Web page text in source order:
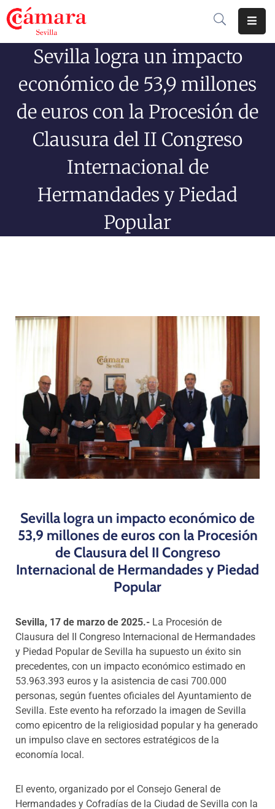
Cámara
Comercio
Soluciones
Jornadas
Sevilla logra un impacto
económico de 53,9 millones
de euros con la Procesión de
Clausura del II Congreso
Internacional de
Hermandades y Piedad
Popular
Sevilla logra un impacto económico de
53,9 millones de euros con la Procesión
de Clausura del II Congreso
Internacional de Hermandades y Piedad
Popular
Sevilla, 17 de marzo de 2025.- La Procesión de
Clausura del II Congreso Internacional de Hermandades
y Piedad Popular de Sevilla ha supuesto un éxito sin
precedentes, con un impacto económico estimado en
53.963.393 euros y la asistencia de casi 700.000
personas, según fuentes oficiales del Ayuntamiento de
Sevilla. Este evento ha reforzado la imagen de Sevilla
como epicentro de la religiosidad popular y ha generado
un impulso clave en sectores estratégicos de la
economía local.
El evento, organizado por el Consejo General de
Hermandades y Cofradías de la Ciudad de Sevilla con la